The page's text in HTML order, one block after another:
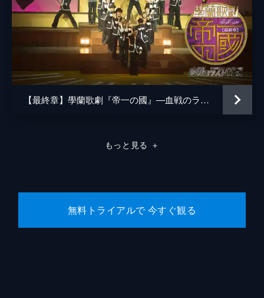
【最終章】學蘭歌劇『帝一の國』―血戦のラストダンス―
もっと見る ＋
無料トライアルで 今すぐ観る